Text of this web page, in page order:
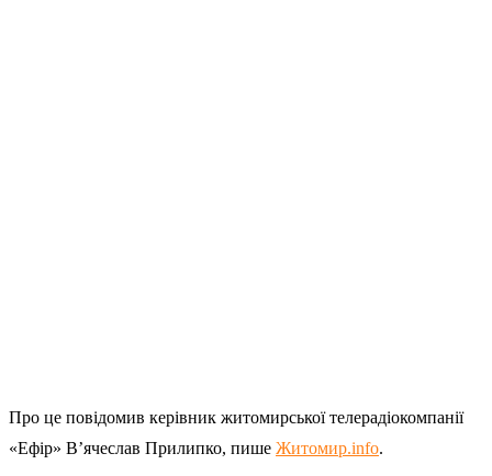
Про це повідомив керівник житомирської телерадіокомпанії
«Ефір» В’ячеслав Прилипко, пише Житомир.info.